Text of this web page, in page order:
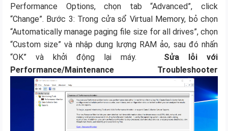
Performance Options, chọn tab “Advanced”, click
“Change”. Bước 3: Trong cửa sổ Virtual Memory, bỏ chọn
“Automatically manage paging file size for all drives”, chọn
“Custom size” và nhập dung lượng RAM ảo, sau đó nhấn
“OK” và khởi động lại máy.
Sửa lỗi với
Performance/Maintenance Troubleshooter